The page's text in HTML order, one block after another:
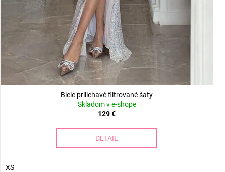
Biele priliehavé flitrované šaty
Skladom v e-shope
129 €
DETAIL
XS